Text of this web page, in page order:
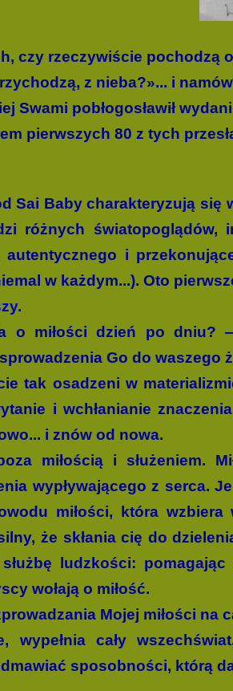
czy rzeczywiście pochodzą
z nieba?»... i
Swami pobłogosławił
pierwszych 80 z tych
Sai Baby charakteryzują się
różnych światopoglądów,
i
w każdym...). Oto
o miłości dzień po dniu?
Go do waszego
tak osadzeni w
i wchłanianie
i znów od nowa.
miłością i służeniem.
wypływającego z serca.
miłości, która
że skłania cię do
ludzkości:
wołają o miłość.
Mojej miłości na
wypełnia cały
sposobności, którą